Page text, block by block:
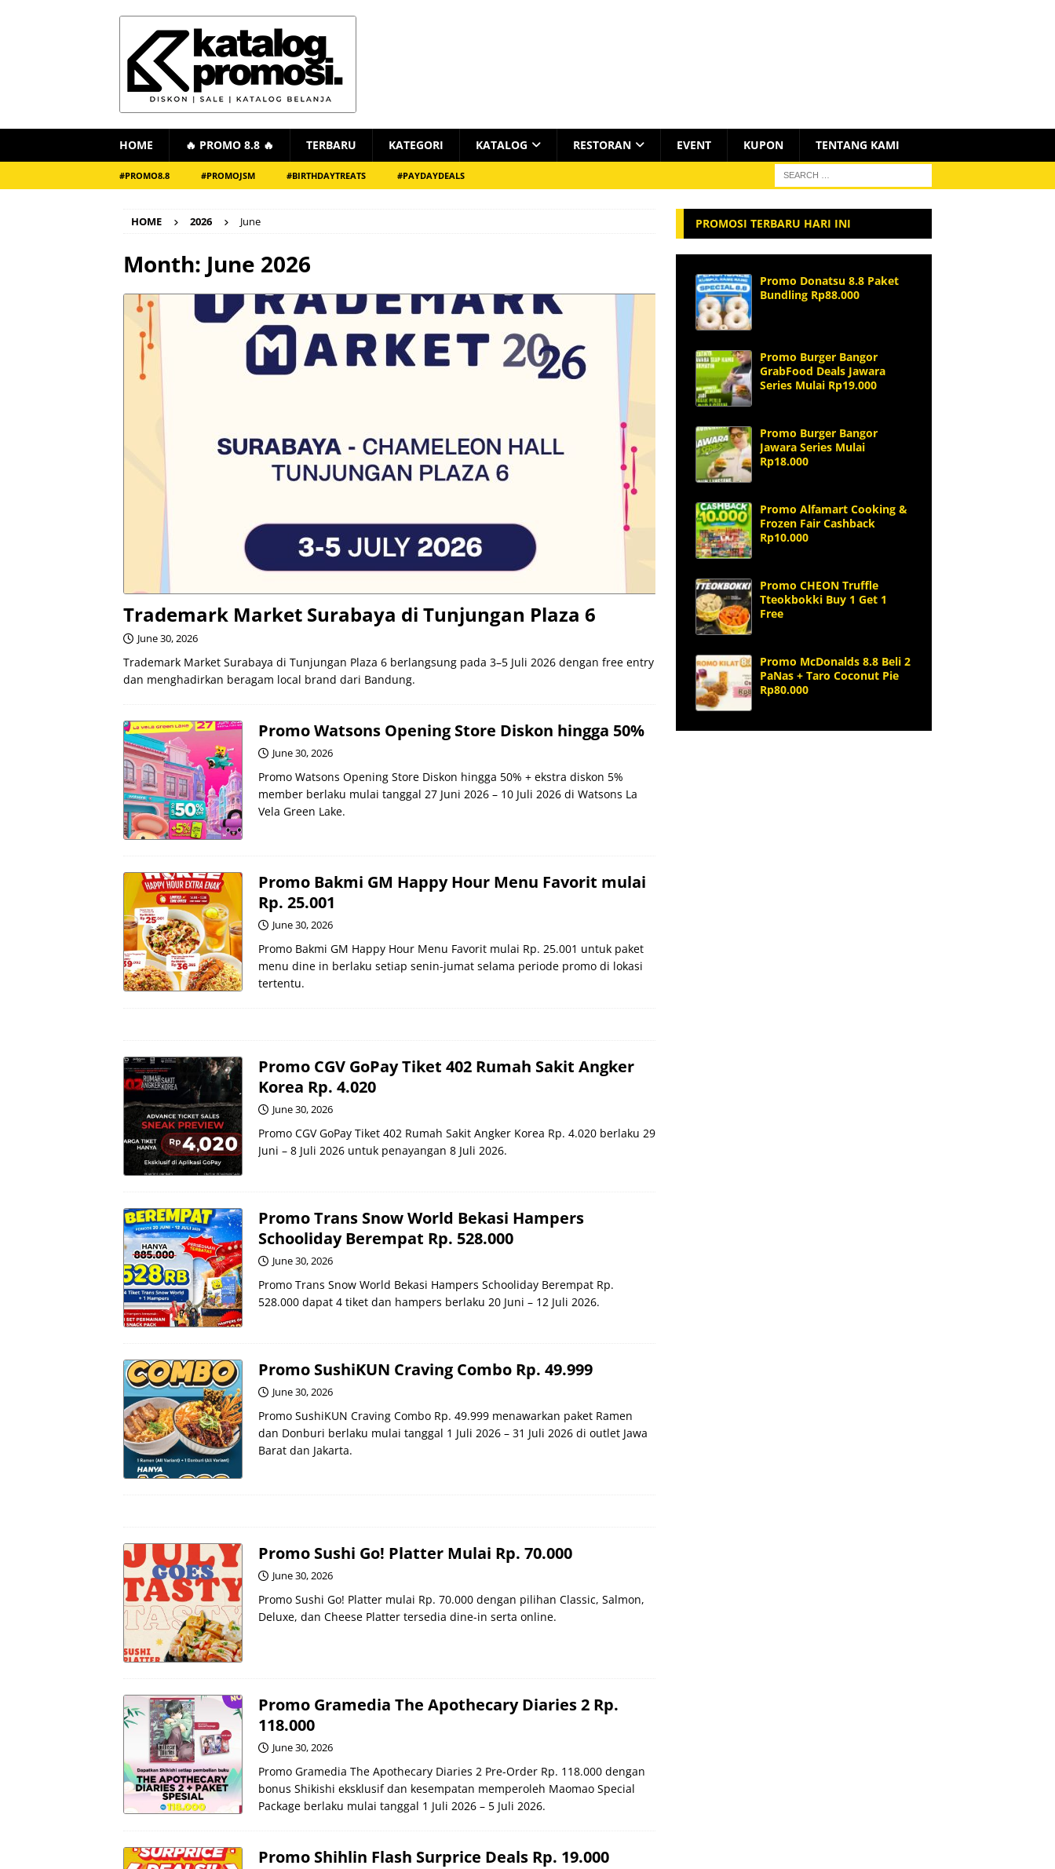
HOME 🔥 PROMO 8.8 🔥 TERBARU KATEGORI KATALOG RESTORAN EVENT KUPON TENTANG KAMI
#PROMO8.8 #PROMOJSM #BIRTHDAYTREATS #PAYDAYDEALS
HOME 2026 June
Month: June 2026
Trademark Market Surabaya di Tunjungan Plaza 6
June 30, 2026
Trademark Market Surabaya di Tunjungan Plaza 6 berlangsung pada 3–5 Juli 2026 dengan free entry
dan menghadirkan beragam local brand dari Bandung.
Promo Watsons Opening Store Diskon hingga 50%
June 30, 2026
Promo Watsons Opening Store Diskon hingga 50% + ekstra diskon 5%
member berlaku mulai tanggal 27 Juni 2026 – 10 Juli 2026 di Watsons La
Vela Green Lake.
Promo Bakmi GM Happy Hour Menu Favorit mulai
Rp. 25.001
June 30, 2026
Promo Bakmi GM Happy Hour Menu Favorit mulai Rp. 25.001 untuk paket
menu dine in berlaku setiap senin-jumat selama periode promo di lokasi
tertentu.
Promo CGV GoPay Tiket 402 Rumah Sakit Angker
Korea Rp. 4.020
June 30, 2026
Promo CGV GoPay Tiket 402 Rumah Sakit Angker Korea Rp. 4.020 berlaku 29
Juni – 8 Juli 2026 untuk penayangan 8 Juli 2026.
Promo Trans Snow World Bekasi Hampers
Schooliday Berempat Rp. 528.000
June 30, 2026
Promo Trans Snow World Bekasi Hampers Schooliday Berempat Rp.
528.000 dapat 4 tiket dan hampers berlaku 20 Juni – 12 Juli 2026.
Promo SushiKUN Craving Combo Rp. 49.999
June 30, 2026
Promo SushiKUN Craving Combo Rp. 49.999 menawarkan paket Ramen
dan Donburi berlaku mulai tanggal 1 Juli 2026 – 31 Juli 2026 di outlet Jawa
Barat dan Jakarta.
Promo Sushi Go! Platter Mulai Rp. 70.000
June 30, 2026
Promo Sushi Go! Platter mulai Rp. 70.000 dengan pilihan Classic, Salmon,
Deluxe, dan Cheese Platter tersedia dine-in serta online.
Promo Gramedia The Apothecary Diaries 2 Rp.
118.000
June 30, 2026
Promo Gramedia The Apothecary Diaries 2 Pre-Order Rp. 118.000 dengan
bonus Shikishi eksklusif dan kesempatan memperoleh Maomao Special
Package berlaku mulai tanggal 1 Juli 2026 – 5 Juli 2026.
Promo Shihlin Flash Surprice Deals Rp. 19.000
PROMOSI TERBARU HARI INI
Promo Donatsu 8.8 Paket
Bundling Rp88.000
Promo Burger Bangor
GrabFood Deals Jawara
Series Mulai Rp19.000
Promo Burger Bangor
Jawara Series Mulai
Rp18.000
Promo Alfamart Cooking &
Frozen Fair Cashback
Rp10.000
Promo CHEON Truffle
Tteokbokki Buy 1 Get 1
Free
Promo McDonalds 8.8 Beli 2
PaNas + Taro Coconut Pie
Rp80.000